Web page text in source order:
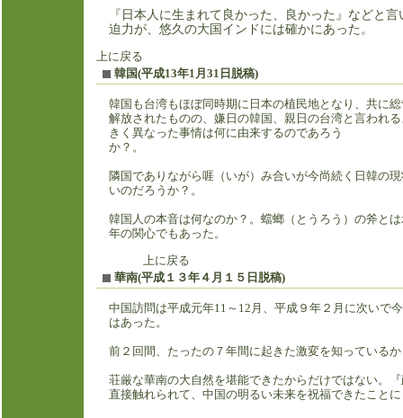
『日本人に生まれて良かった、良かった』などと
迫力が、悠久の大国インドには確かにあった。
上に戻る
韓国(平成13年1月31日脱稿)
韓国も台湾もほぼ同時期に日本の植民地となり、共に
解放されたものの、嫌日の韓国、親日の台湾と言われ
きく異なった事情は何に由来するのであろう
か
隣国でありながら啀（いが）み合いが今尚続く日韓の
いのだろうか？。
韓国人の本音は何なのか？。蟷螂（とうろう）の斧と
年の関心でもあった。
上に戻る
華南(平成１３年４月１５日脱稿)
中国訪問は平成元年11～12月、平成９年２月に次いで
はあった。
前２回間、たったの７年間に起きた激変を知っている
荘厳な華南の大自然を堪能できたからだけではない。
直接触れられて、中国の明るい未来を祝福できたこと